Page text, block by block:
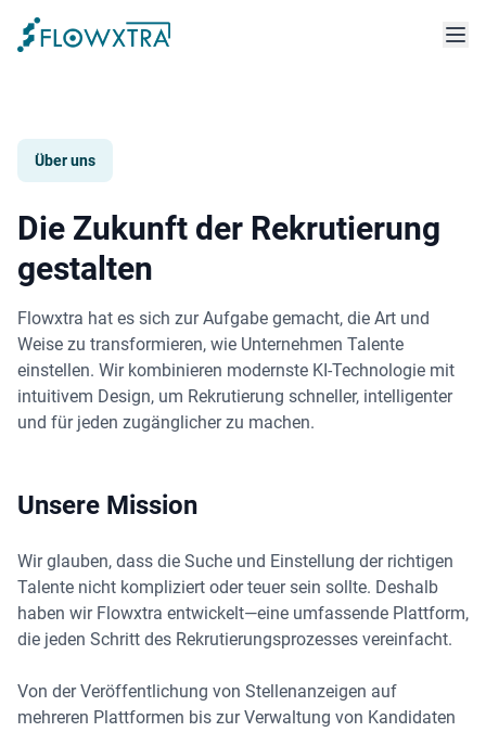
Über uns
Die Zukunft der Rekrutierung
gestalten
Flowxtra hat es sich zur Aufgabe gemacht, die Art und
Weise zu transformieren, wie Unternehmen Talente
einstellen. Wir kombinieren modernste KI-Technologie mit
intuitivem Design, um Rekrutierung schneller, intelligenter
und für jeden zugänglicher zu machen.
Unsere Mission
Wir glauben, dass die Suche und Einstellung der richtigen
Talente nicht kompliziert oder teuer sein sollte. Deshalb
haben wir Flowxtra entwickelt—eine umfassende Plattform,
die jeden Schritt des Rekrutierungsprozesses vereinfacht.
Von der Veröffentlichung von Stellenanzeigen auf
mehreren Plattformen bis zur Verwaltung von Kandidaten